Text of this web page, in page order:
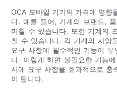
OCA 모바일 기기의 가격에 영향
다. 예를 들어, 기계의 브랜드,
미칠 수 있습니다. 또한 기계의
칠 수 있습니다. 각 기계의 사양
요구 사항에 필수적인 기능이
다. 이렇게 하면 불필요한 기능
시에 요구 사항을 효과적으로 충
이 됩니다.